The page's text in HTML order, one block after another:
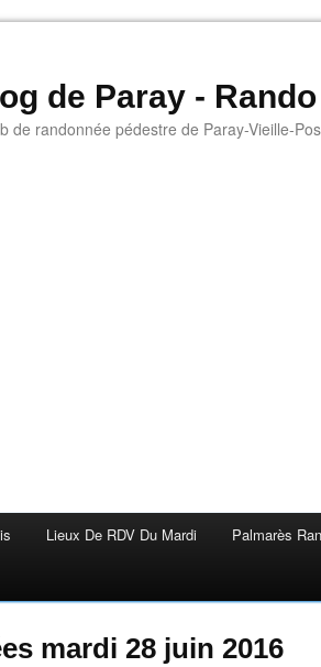
de Paray - Rando
de randonnée pédestre de Paray-Vieille-
Lieux De RDV Du Mardi Palmarès
mardi 28 juin 2016